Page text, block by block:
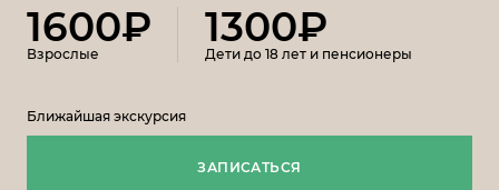
1600₽
Взрослые
1300₽
Дети до 18 лет и пенсионеры
Ближайшая экскурсия
ЗАПИСАТЬСЯ